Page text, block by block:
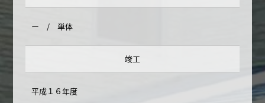
ー / 単体
竣工
平成１６年度